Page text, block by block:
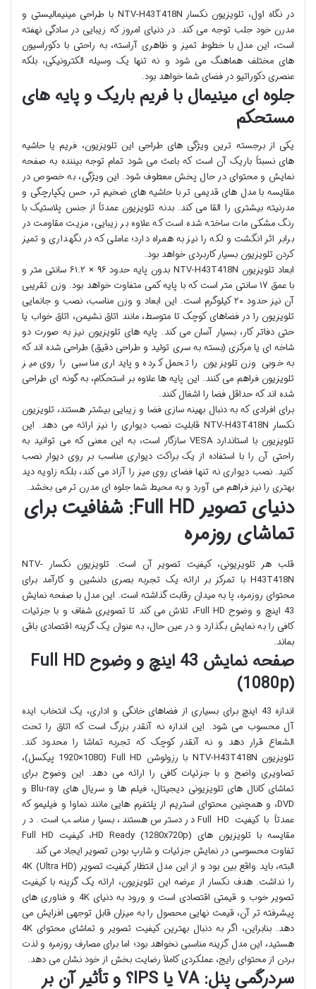
در نگاه اول، تلویزیون نکسار NTV-H43T418N با طراحی مینیمالیستی و
مدرن خود جلب توجه می کند. در دنیای امروز که زیبایی در سادگی نهفته
است، این مدل با خطوط تمیز و ظاهری آراسته، به راحتی با دکوراسیون
های مختلف هماهنگ می شود و نه تنها یک وسیله الکترونیکی، بلکه
عنصری دکوراتیو در فضای شما خواهد بود.
جلوه ای مینیمال با فریم باریک و پایه های
مستحکم
یکی از برجسته ترین ویژگی های طراحی این تلویزیون، فریم یا حاشیه
های نسبتاً باریک آن است که باعث می شود تمام توجه بیننده به صفحه
نمایش و محتوای در حال پخش معطوف شود. این ویژگی، به خصوص در
مقایسه با مدل های قدیمی تر با حاشیه های ضخیم تر، حس یکپارچگی و
مدرنیته بیشتری را القا می کند. بدنه تلویزیون عمدتاً از جنس پلاستیک با
رنگ مشکی مات ساخته شده است که علاوه بر زیبایی، مزیت مقاومت در
برابر اثر انگشت و لکه را نیز به همراه دارد؛ عاملی که در نگهداری و تمیز
کردن تلویزیون بسیار کاربردی خواهد بود.
ابعاد تلویزیون NTV-H43T418N بدون پایه حدود ۹۶ × ۶۱.۲ سانتی متر و
با عمق ۱۷ سانتی متر است که با پایه کمی متفاوت خواهد بود. وزن تقریبی
آن نیز حدود ۲۰ کیلوگرم است. این ابعاد و وزن مناسب، نصب و جانمایی
تلویزیون را در فضاهای کوچک تا متوسط، مانند اتاق نشیمن، اتاق خواب یا
حتی دفاتر کار، بسیار آسان می کند. پایه های تلویزیون نیز به صورت دو
شاخه ای یا مرکزی (بسته به سری تولید و طراحی دقیق) طراحی شده اند که
به خوبی وزن تلویزیون را تحمل کرده و پایداری مناسبی را روی میز
تلویزیون فراهم می کنند. این پایه ها علاوه بر استحکام، به گونه ای طراحی
شده اند که حداقل فضا را اشغال کنند.
برای افرادی که به دنبال بهینه سازی فضا و زیبایی بیشتر هستند، تلویزیون
نکسار NTV-H43T418N قابلیت نصب دیواری را نیز ارائه می دهد. این
تلویزیون با استاندارد VESA سازگار است، به این معنی که می توانید به
راحتی آن را با استفاده از یک براکت دیواری مناسب بر روی دیوار نصب
کنید. نصب دیواری نه تنها فضای روی میز را آزاد می کند، بلکه زاویه دید
بهتری را نیز فراهم می آورد و به محیط شما جلوه ای مدرن تر می بخشد.
دنیای تصویر Full HD: شفافیت برای
تماشای روزمره
قلب هر تلویزیونی، کیفیت تصویر آن است. تلویزیون نکسار NTV-
H43T418N با تمرکز بر ارائه یک تجربه بصری دلنشین و کارآمد برای
محتوای روزمره، پا به میدان رقابت گذاشته است. این مدل با صفحه نمایش
43 اینچ و وضوح Full HD، تلاش می کند تا تصویری شفاف و با جزئیات
کافی را به نمایش بگذارد و در عین حال، به عنوان یک گزینه اقتصادی باقی
بماند.
صفحه نمایش 43 اینچ و وضوح Full HD
(1080p)
اندازه 43 اینچ برای بسیاری از فضاهای خانگی و اداری، یک انتخاب ایده
آل محسوب می شود. این اندازه نه آنقدر بزرگ است که اتاق را تحت
الشعاع قرار دهد و نه آنقدر کوچک که تجربه تماشا را محدود کند.
تلویزیون NTV-H43T418N با رزولوشن Full HD (1920×1080 پیکسل)،
تصاویری واضح و با جزئیات کافی را ارائه می دهد. این وضوح برای
تماشای کانال های تلویزیونی دیجیتال، فیلم ها و سریال های Blu-ray و
DVD، و همچنین محتوای استریم از پلتفرم هایی مانند نماوا و فیلیمو که
عمدتاً با کیفیت Full HD در دسترس هستند، بسیار مناسب است. در
مقایسه با تلویزیون های HD Ready (1280x720p)، کیفیت Full HD
تفاوت محسوسی در نمایش جزئیات و شارپ بودن تصویر ایجاد می کند.
البته، باید واقع بین بود و از این مدل انتظار کیفیت تصویر 4K (Ultra HD)
را نداشت. هدف نکسار از عرضه این تلویزیون، ارائه یک گزینه با کیفیت
تصویر خوب و قیمتی اقتصادی است و ورود به دنیای 4K و فناوری های
پیشرفته تر آن، قیمت نهایی محصول را به میزان قابل توجهی افزایش می
دهد. بنابراین، اگر به دنبال بهترین کیفیت تصویر و تماشای محتوای 4K
هستید، این مدل گزینه مناسبی نخواهد بود؛ اما برای مصارف روزمره و لذت
بردن از محتوای رایج، عملکردی کاملاً رضایت بخش از خود نشان می دهد.
سردرگمی پنل: VA یا IPS؟ و تأثیر آن بر